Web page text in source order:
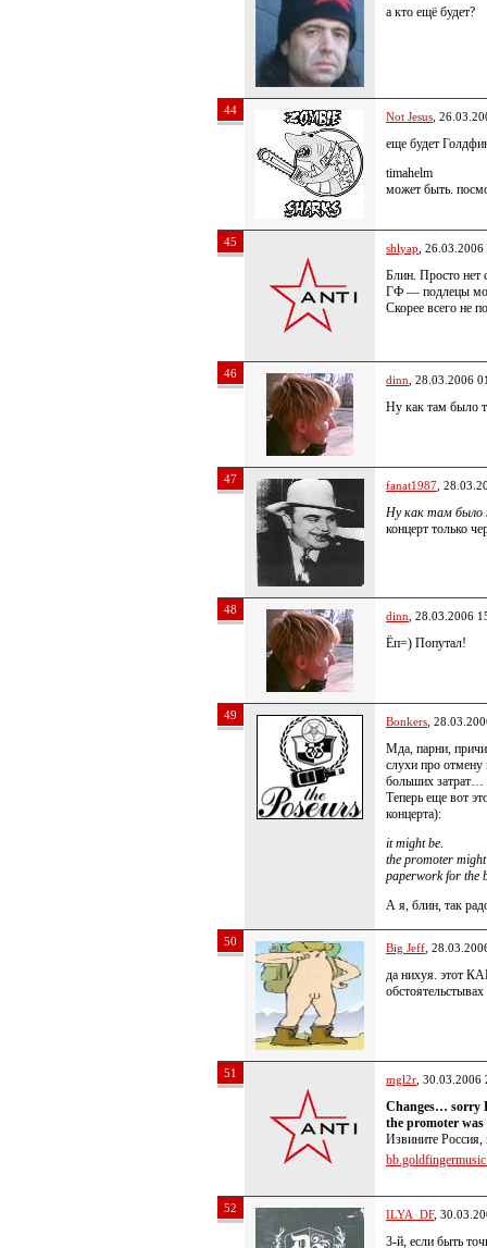
а кто ещё будет?
44 Not Jesus ,
еще будет
timahelm
может быть.
45 shlyap ,
Блин. Просто нет
ГФ — подлецы
Скорее всего не
46 dinn , 28.03.2006
Ну как там было
47 fanat1987 ,
Ну как там было
концерт только
48 dinn , 28.03.2006
Ёп=) Попутал!
49 Bonkers ,
Мда, парни,
слухи про отмену
больших затрат…
Теперь еще вот
концерта):
it might be.
the promoter
paperwork for the
А я, блин, так
50 Big Jeff ,
да нихуя. этот
обстоятельстывах
51 mgl2r , 30.03.2006
Changes… sorry
the promoter
Извините
52 ILYA_DF,
3-й, если быть